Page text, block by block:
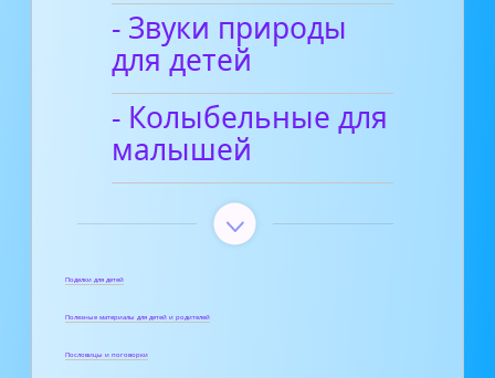
- Звуки природы
для детей
- Колыбельные для
малышей
Поделки для детей
Полезные материалы для детей и родителей
Пословицы и поговорки